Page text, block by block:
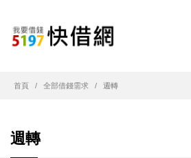
首頁 全部借錢需求 週轉
週轉